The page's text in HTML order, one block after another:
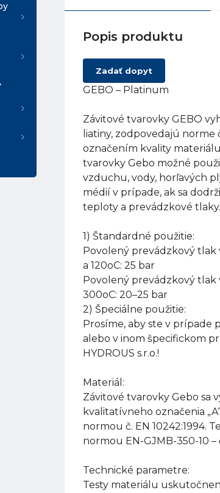
Popis produktu
Zadať dopyt
GEBO – Platinum
Závitové tvarovky GEBO
liatiny, zodpovedajú norme
označením kvality
tvarovky Gebo možné
vzduchu, vody, horľavých
médií v prípade, ak sa
teploty a prevádzkové tlaky.
1) Štandardné použitie:
Povolený prevádzkový
a 120oC: 25 bar
Povolený prevádzkový tlak
300oC: 20–25 bar
2) Špeciálne použitie:
Prosíme, aby ste v prípade
alebo v inom špecifickom
HYDROUS s.r.o.!
Materiál:
Závitové tvarovky Gebo sa
kvalitatívneho označenia
normou č. EN 10242:1994.
normou EN-GJMB-350-10 –
Technické parametre:
Testy materiálu